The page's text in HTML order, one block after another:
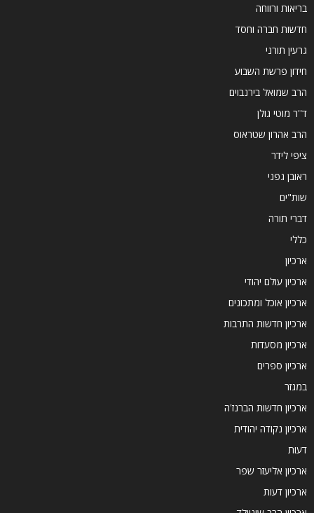
בריאות ורווחה
חדשות חברה וחסד
גרעין תורני
חידון פרשת השבוע
הרב שמואל בירנבוים
ד''ר מוטי גולן
הרב אהרון שטראוס
ציפי לידר
ראובן גפני
שות"ים
דברי תורה
כללי
ארכיון
ארכיון עולם יהודי
ארכיון אוכל ומתכונים
ארכיון חדשות התרבות
ארכיון מסעדות
ארכיון ספרים
במגזר
ארכיון חדשות הברנז'ה
ארכיון נקודה יהודית
דעות
ארכיון אליעזר שפר
ארכיון דעות